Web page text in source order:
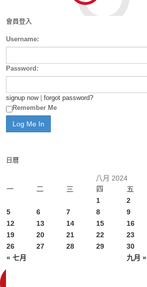
會員登入
Username:
Password:
signup now| forgot password?
Remember Me
日曆
八月 2024
一
二 三 四 五
« 七月 九月 »
1 2
5
6 7 8 9
12
13 14 15 16
19
20 21 22 23
26
27 28 29 30